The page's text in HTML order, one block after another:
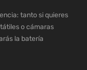
tanto si quieres
o cámaras
la batería